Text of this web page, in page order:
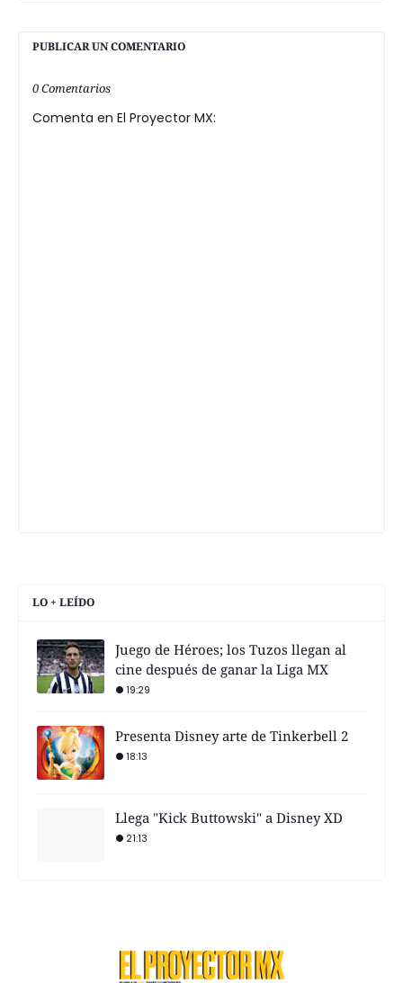
PUBLICAR UN COMENTARIO
0 Comentarios
Comenta en El Proyector MX:
LO + LEÍDO
Juego de Héroes; los Tuzos llegan al
cine después de ganar la Liga MX
19:29
Presenta Disney arte de Tinkerbell 2
18:13
Llega "Kick Buttowski" a Disney XD
21:13